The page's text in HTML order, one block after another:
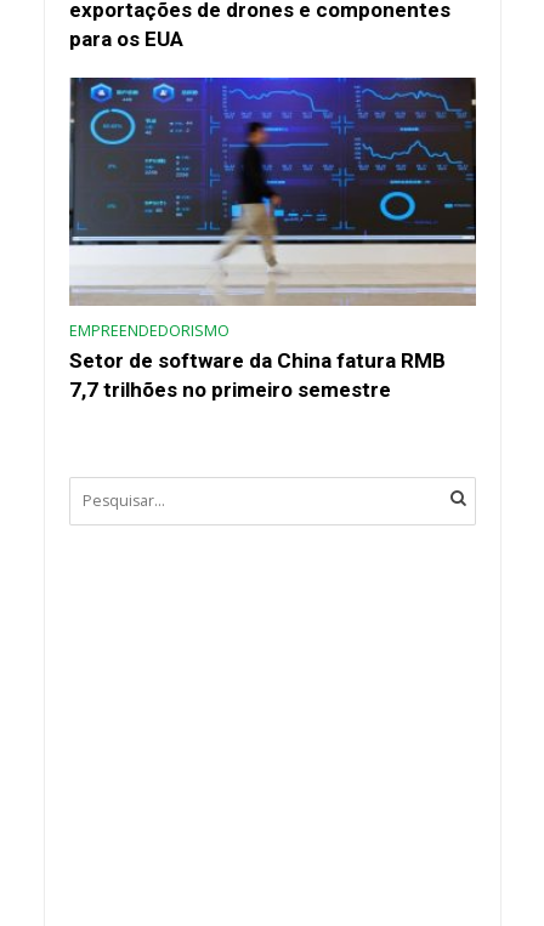
exportações de drones e componentes
para os EUA
EMPREENDEDORISMO
Setor de software da China fatura RMB
7,7 trilhões no primeiro semestre